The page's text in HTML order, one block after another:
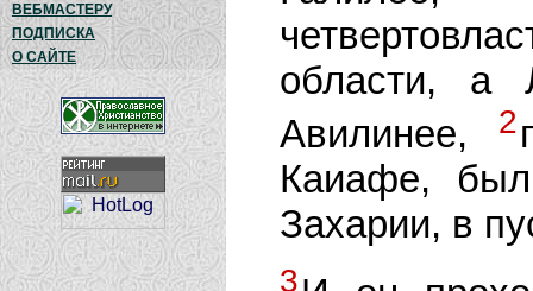
ВЕБМАСТЕРУ
ПОДПИСКА
О САЙТЕ
области, а
Авилинее,
2
Каиафе,
Захарии, в
3